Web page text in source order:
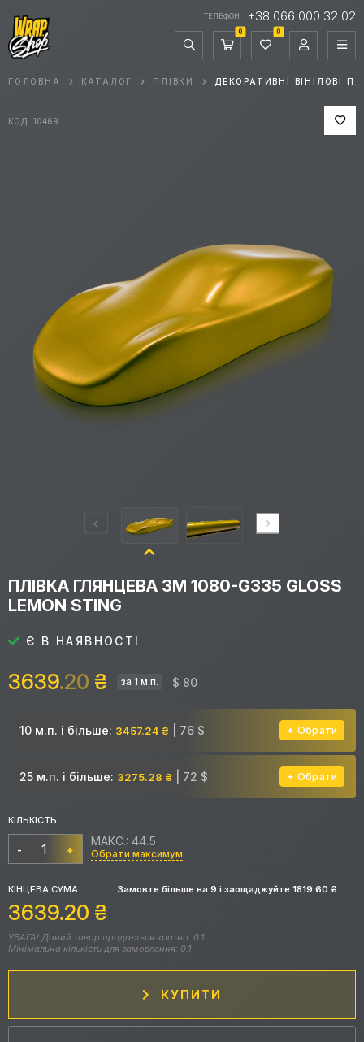
ТЕЛЕФОН +38 066 000 32 02
0 0
ГОЛОВНА КАТАЛОГ ПЛІВКИ ДЕКОРАТИВНІ ВІНІЛОВІ
ПЛІВКА ГЛЯНЦЕВА 3M 1080-G335 GLOSS
LEMON STING
Є В НАЯВНОСТІ
3639.20 ₴ за 1 м.п. $ 80
10 м.п. і більше: 3457.24 ₴ | 76 $ Обрати
25 м.п. і більше: 3275.28 ₴ | 72 $ Обрати
КІЛЬКІСТЬ
- +
МАКС.: 44.5
Обрати максимум
КІНЦЕВА СУМА Замовте більше на 9 і заощаджуйте 1819.60 ₴
3639.20 ₴
УВАГА! Даний товар продається кратно: 0.1
Мінімальна кількість для замовлення: 0.1
КУПИТИ
КОД: 10469